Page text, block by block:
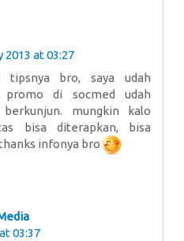
2013 at 03:27
tipsnya bro, saya udah
promo di socmed udah
mungkin kalo
bisa diterapkan, bisa
infonya bro
03:37